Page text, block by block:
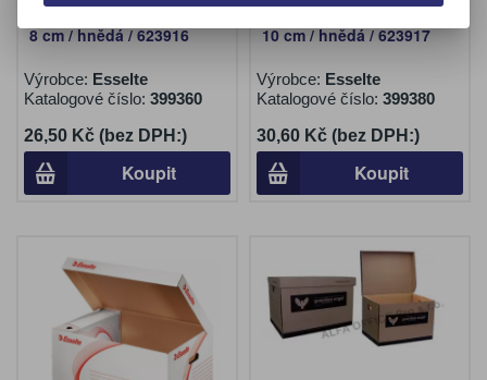
8 cm / hnědá / 623916
Výrobce: Esselte
Katalogové číslo: 399360
26,50 Kč (bez DPH:)
Koupit
10 cm / hnědá / 623917
Výrobce: Esselte
Katalogové číslo: 399380
30,60 Kč (bez DPH:)
Koupit